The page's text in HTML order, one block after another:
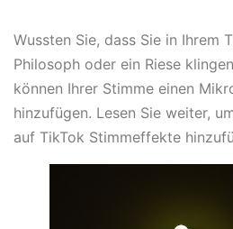
Wussten Sie, dass Sie in Ihrem
Philosoph oder ein Riese
können Ihrer Stimme einen
hinzufügen. Lesen Sie weiter,
auf TikTok Stimmeffekte